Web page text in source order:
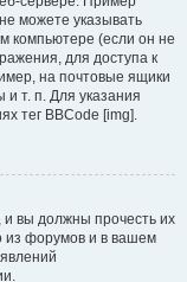
можете указывать
компьютере (если он не
для доступа к
на почтовые ящики
т. п. Для указания
тег BBCode [img].
вы должны прочесть их
из форумов и в вашем